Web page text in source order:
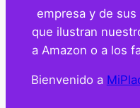
empresa y de sus
que ilustran
a Amazon o a los
Bienvenido a